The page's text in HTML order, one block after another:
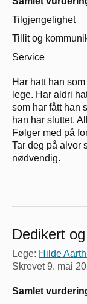
Tilgjengelighet
Tillit og
Service
Har hatt han
lege. Har aldri
som har fått han
han har sluttet.
Følger med på
Tar deg på alvor
nødvendig.
Dedikert
Lege: Hilde
Skrevet9. mai
Samlet